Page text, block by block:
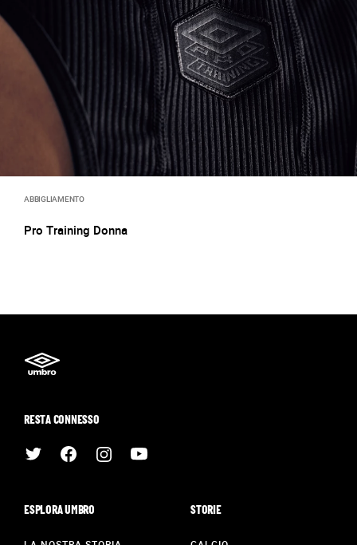
ABBIGLIAMENTO
Pro Training Donna
RESTA CONNESSO
ESPLORA UMBRO STORIE